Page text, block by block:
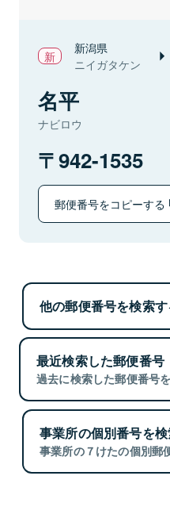
新潟県
ニイガタケン
名平
ナビロウ
942-1535
郵便番号をコピーする
他の郵便番号を検索す
最近検索した郵便番号
過去に検索した郵便番号
事業所の個別番号を
事業所の７けたの個別郵